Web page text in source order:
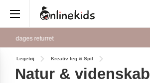
Legetøj Kreativ leg & Spil
Natur & videnskab